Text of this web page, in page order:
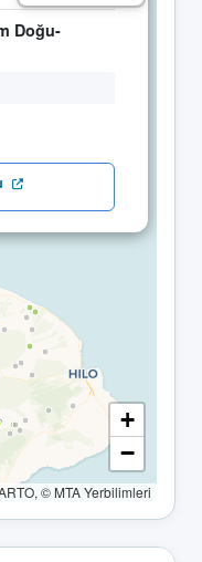
Doğu-
+
−
© MTA Yerbilimleri